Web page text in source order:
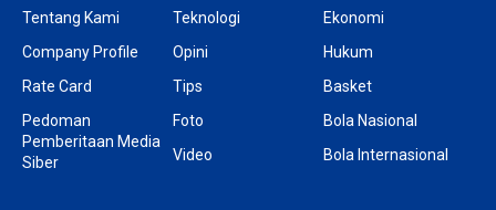
Tentang Kami
Company Profile
Rate Card
Pedoman
Pemberitaan Media
Siber
Teknologi
Opini
Tips
Foto
Video
Ekonomi
Hukum
Basket
Bola Nasional
Bola Internasional